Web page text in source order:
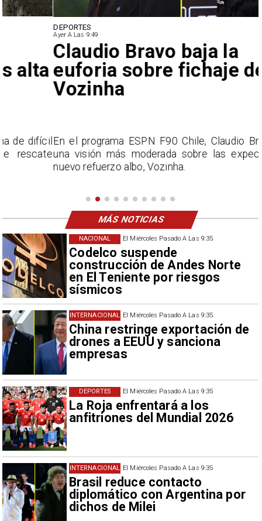
El Miércoles Pasado A Las 9:35
Codelco suspende
construcción de Andes Norte
en El Teniente por riesgos
sísmicos
NACIONAL
El Miércoles Pasado A Las 9:35
China restringe exportación de
drones a EEUU y sanciona
empresas
INTERNACIONAL
El Miércoles Pasado A Las 9:35
La Roja enfrentará a los
anfitriones del Mundial 2026
DEPORTES
El Miércoles Pasado A Las 9:35
Brasil reduce contacto
diplomático con Argentina por
dichos de Milei
INTERNACIONAL
Claudio Bravo baja la
euforia sobre fichaje de
Vozinha
En el programa ESPN F90 Chile, Claudio Bravo ofrece
una visión más moderada sobre las expectativas del
nuevo refuerzo albo, Vozinha.
MÁS NOTICIAS